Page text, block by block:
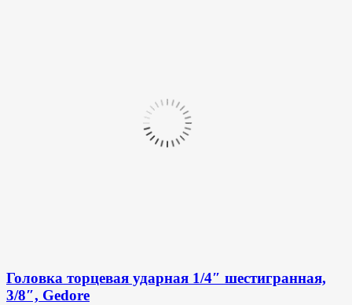
Головка торцевая ударная 1/4″ шестигранная,
3/8″, Gedore